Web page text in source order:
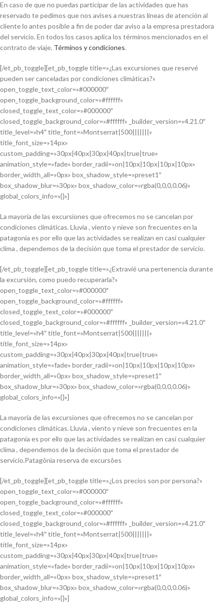
En caso de que no puedas participar de las actividades que has
reservado te pedimos que nos avises a nuestras líneas de atención al
cliente lo antes posible a fin de poder dar aviso a la empresa prestadora
del servicio. En todos los casos aplica los términos mencionados en el
contrato de viaje, Términos y condiciones.
[/et_pb_toggle][et_pb_toggle title=»¿Las excursiones que reservé
pueden ser canceladas por condiciones climáticas?»
open_toggle_text_color=»#000000″
open_toggle_background_color=»#ffffff»
closed_toggle_text_color=»#000000″
closed_toggle_background_color=»#ffffff» _builder_version=»4.21.0″
title_level=»h4″ title_font=»Montserrat|500|||||||»
title_font_size=»14px»
custom_padding=»30px|40px|30px|40px|true|true»
animation_style=»fade» border_radii=»on|10px|10px|10px|10px»
border_width_all=»0px» box_shadow_style=»preset1″
box_shadow_blur=»30px» box_shadow_color=»rgba(0,0,0,0.06)»
global_colors_info=»{}»]
La mayoría de las excursiones que ofrecemos no se cancelan por
condiciones climáticas. Lluvia , viento y nieve son frecuentes en la
patagonia es por ello que las actividades se realizan en casi cualquier
clima , dependemos de la decisión que toma el prestador de servicio.
[/et_pb_toggle][et_pb_toggle title=»¿Extravié una pertenencia durante
la excursión, como puedo recuperarla?»
open_toggle_text_color=»#000000″
open_toggle_background_color=»#ffffff»
closed_toggle_text_color=»#000000″
closed_toggle_background_color=»#ffffff» _builder_version=»4.21.0″
title_level=»h4″ title_font=»Montserrat|500|||||||»
title_font_size=»14px»
custom_padding=»30px|40px|30px|40px|true|true»
animation_style=»fade» border_radii=»on|10px|10px|10px|10px»
border_width_all=»0px» box_shadow_style=»preset1″
box_shadow_blur=»30px» box_shadow_color=»rgba(0,0,0,0.06)»
global_colors_info=»{}»]
La mayoría de las excursiones que ofrecemos no se cancelan por
condiciones climáticas. Lluvia , viento y nieve son frecuentes en la
patagonia es por ello que las actividades se realizan en casi cualquier
clima , dependemos de la decisión que toma el prestador de
servicio.Patagônia reserva de excursões
[/et_pb_toggle][et_pb_toggle title=»¿Los precios son por persona?»
open_toggle_text_color=»#000000″
open_toggle_background_color=»#ffffff»
closed_toggle_text_color=»#000000″
closed_toggle_background_color=»#ffffff» _builder_version=»4.21.0″
title_level=»h4″ title_font=»Montserrat|500|||||||»
title_font_size=»14px»
custom_padding=»30px|40px|30px|40px|true|true»
animation_style=»fade» border_radii=»on|10px|10px|10px|10px»
border_width_all=»0px» box_shadow_style=»preset1″
box_shadow_blur=»30px» box_shadow_color=»rgba(0,0,0,0.06)»
global_colors_info=»{}»]